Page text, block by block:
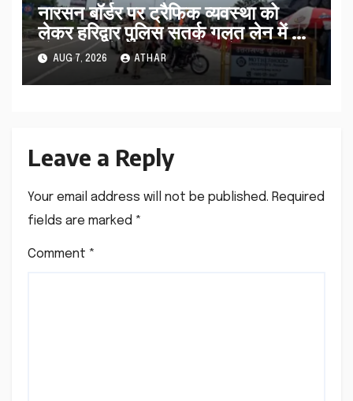
नारसन बॉर्डर पर ट्रैफिक व्यवस्था को
लेकर हरिद्वार पुलिस सतर्क गलत लेन में आ
रहे कांवड़ियों को सही मार्ग पर भेजा…
AUG 7, 2026 ATHAR
Leave a Reply
Your email address will not be published. Required
fields are marked *
Comment *